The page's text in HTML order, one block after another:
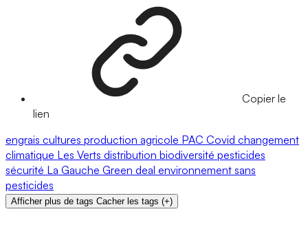
Copier le
lien
engrais cultures production agricole PAC Covid changement
climatique Les Verts distribution biodiversité pesticides
sécurité La Gauche Green deal environnement sans
pesticides
Afficher plus de tags Cacher les tags (+)